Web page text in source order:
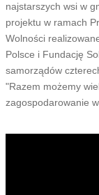
najstarszych wsi w
projektu w ramach
Wolności
Polsce i Fundację
samorządów
"Razem możemy
zagospodarowanie